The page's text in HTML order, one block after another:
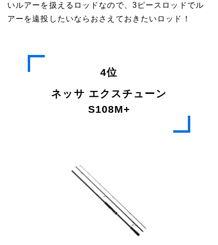
いルアーを扱えるロッドなので、3ピースロッドでル
アーを遠投したいならおさえておきたいロッド！
4位
ネッサ エクスチューン
S108M+